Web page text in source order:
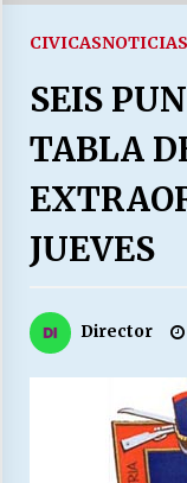
LA
CIVICAS
SEIS
TABLA
JUEVES
Director